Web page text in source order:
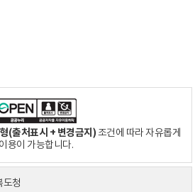
(출처표시 + 변경금지)조건에 따라 자유롭게
이용이 가능합니다.
도청